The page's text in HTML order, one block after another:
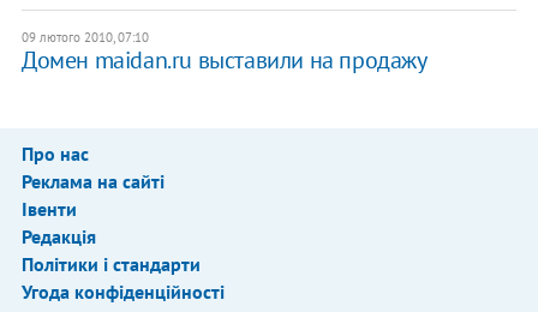
09 лютого 2010, 07:10
Домен maidan.ru выставили на продажу
Про нас
Реклама на сайті
Івенти
Редакція
Політики і стандарти
Угода конфіденційності